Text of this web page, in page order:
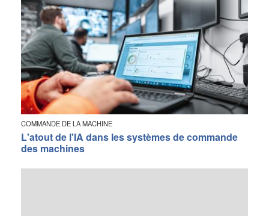
COMMANDE DE LA MACHINE
L'atout de l'IA dans les systèmes de commande
des machines